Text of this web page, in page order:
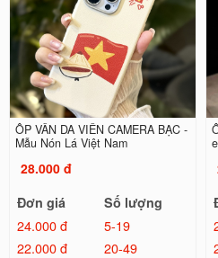
ỐP VÂN DA VIỀN CAMERA BẠC -
Mẫu Nón Lá Việt Nam
28.000 đ
Đơn giá
Số lượng
24.000 đ
5-19
22.000 đ
20-49